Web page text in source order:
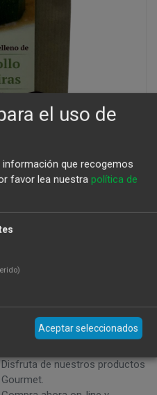
Y Vieiras
/ Platos precocinados
Disfruta de nuestros productos
Gourmet.
el uso de
información que recogemos
favor lea nuestra política de
Aceptar seleccionados